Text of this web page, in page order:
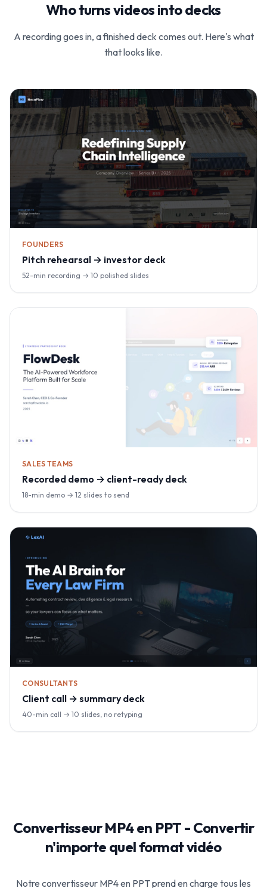
Who turns videos into decks
A recording goes in, a finished deck comes out. Here's what
that looks like.
FOUNDERS
Pitch rehearsal → investor deck
52-min recording → 10 polished slides
SALES TEAMS
Recorded demo → client-ready deck
18-min demo → 12 slides to send
CONSULTANTS
Client call → summary deck
40-min call → 10 slides, no retyping
Convertisseur MP4 en PPT - Convertir
n'importe quel format vidéo
Notre convertisseur MP4 en PPT prend en charge tous les